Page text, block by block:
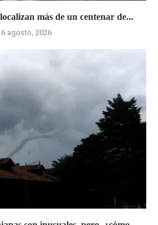
más de un centenar de...
6 agosto, 2026